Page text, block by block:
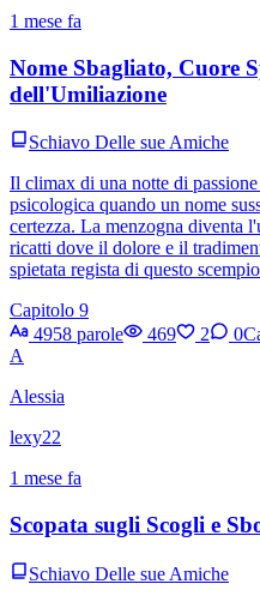
1 mese fa
Nome Sbagliato, Cuore
dell'Umiliazione
Schiavo Delle sue Amiche
Il climax di una notte di
psicologica quando un nome
certezza. La menzogna diventa
ricatti dove il dolore e il
spietata regista di questo
Capitolo 9
4958 parole
469 2 0
A
Alessia
lexy22
1 mese fa
Scopata sugli Scogli e
Schiavo Delle sue Amiche